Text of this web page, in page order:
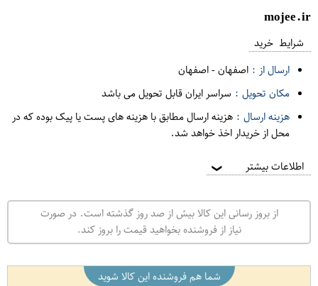
mojee.ir
شرایط خرید
ارسال از : اصفهان-اصفهان
مکان تحویل : سراسر ایران قابل تحویل می باشد
هزینه ارسال : هزینه ارسال مطابق با هزینه های پست یا پیک بوده که در
محل از خریدار اخذ خواهد شد.
اطلاعات بیشتر ❯
از بروز رسانی این کالا بیش از صد روز گذشته است. در صورت
نیاز از فروشنده بخواهید قیمت را بروز کند.
شما هم فروشنده این کالا شوید